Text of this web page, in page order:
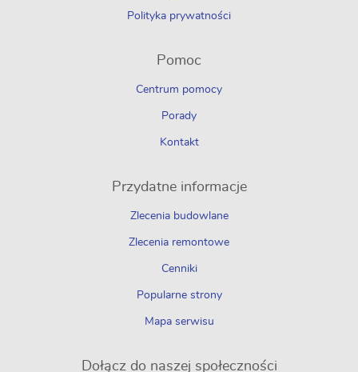
Polityka prywatności
Pomoc
Centrum pomocy
Porady
Kontakt
Przydatne informacje
Zlecenia budowlane
Zlecenia remontowe
Cenniki
Popularne strony
Mapa serwisu
Dołącz do naszej społeczności